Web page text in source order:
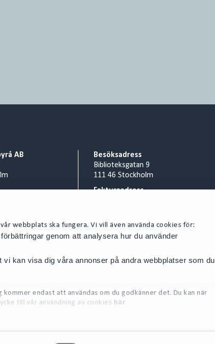
webbplats ska fungera. Vi vill även använda cookies för:
genom att analysera hur du använder
kan visa dig våra annonser på andra webbplatser som du
endast att användas om du godkänner det. Du kan när
till vår användning av cookies här
AB
Besöksadress
Biblioteksgatan 9
111 46 Stockholm
Fakturaadress
SE 831 90 Östersund
Mejla inscannad faktura till: